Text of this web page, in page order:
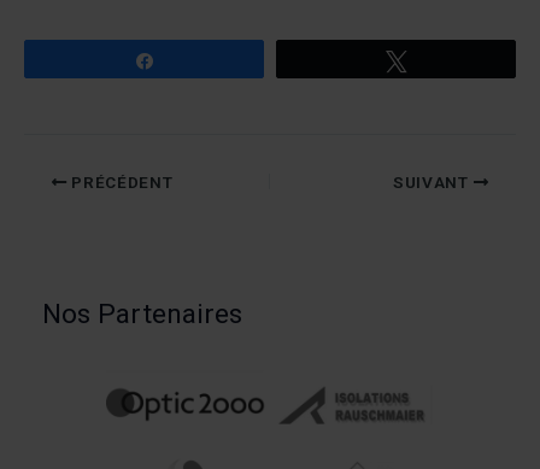
PRÉCÉDENT SUIVANT
Nos Partenaires